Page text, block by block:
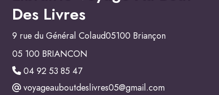
Des Livres
9 rue du Général Colaud05100 Briançon
05 100 BRIANCON
04 92 53 85 47
voyageauboutdeslivres05@gmail.com